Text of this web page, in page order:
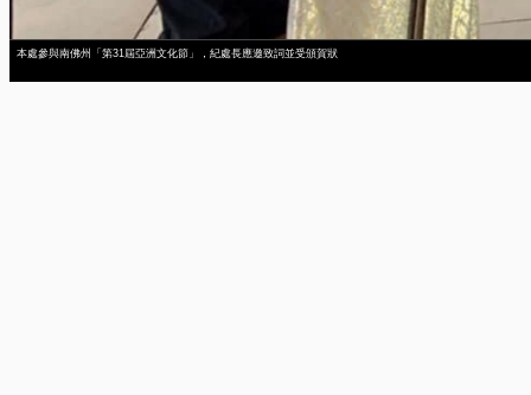
本處參與南佛州「第31屆亞洲文化節」，紀處長應邀致詞並受頒賀狀